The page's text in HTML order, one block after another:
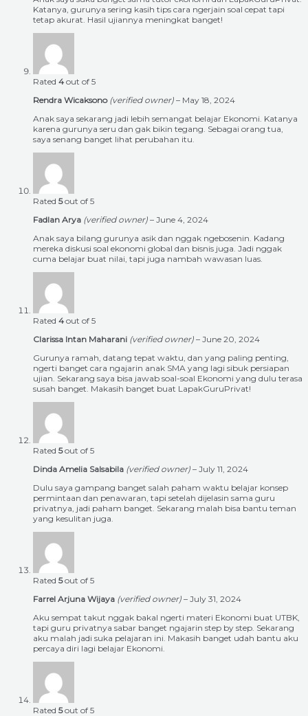
Katanya, gurunya sering kasih tips cara ngerjain soal cepat tapi
tetap akurat. Hasil ujiannya meningkat banget!
Rated 4 out of 5
Rendra Wicaksono (verified owner) – May 18, 2024
Anak saya sekarang jadi lebih semangat belajar Ekonomi. Katanya
karena gurunya seru dan gak bikin tegang. Sebagai orang tua,
saya senang banget lihat perubahan itu.
Rated 5out of 5
Fadlan Arya (verified owner) – June 4, 2024
Anak saya bilang gurunya asik dan nggak ngebosenin. Kadang
mereka diskusi soal ekonomi global dan bisnis juga. Jadi nggak
cuma belajar buat nilai, tapi juga nambah wawasan luas.
Rated 4 out of 5
Clarissa Intan Maharani (verified owner) – June 20, 2024
Gurunya ramah, datang tepat waktu, dan yang paling penting,
ngerti banget cara ngajarin anak SMA yang lagi sibuk persiapan
ujian. Sekarang saya bisa jawab soal-soal Ekonomi yang dulu terasa
susah banget. Makasih banget buat LapakGuruPrivat!
Rated 5out of 5
Dinda Amelia Salsabila (verified owner) – July 11, 2024
Dulu saya gampang banget salah paham waktu belajar konsep
permintaan dan penawaran, tapi setelah dijelasin sama guru
privatnya, jadi paham banget. Sekarang malah bisa bantu teman
yang kesulitan juga.
Rated 5out of 5
Farrel Arjuna Wijaya (verified owner) – July 31, 2024
Aku sempat takut nggak bakal ngerti materi Ekonomi buat UTBK,
tapi guru privatnya sabar banget ngajarin step by step. Sekarang
aku malah jadi suka pelajaran ini. Makasih banget udah bantu aku
percaya diri lagi belajar Ekonomi.
Rated 5out of 5